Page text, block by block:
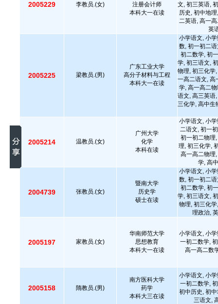
2005229 李教员.(女)
注册会计师
本科大一在读
文, 初三英语,
历史, 初中地
二英语, 高一
英
2005225 梁教员.(男)
广东工业大学
高分子材料与工程
本科大一在读
小学语文, 小
数, 初一初二
初二数学, 初
学, 初三语文,
物理, 初三化学
一高二语文, 高
学, 高一高二
语文, 高三英语
三化学, 高中生
2005214 温教员.(女)
广州大学
化学
本科在读
小学语文, 小
二语文, 初一
初一初二物理
理, 初三化学,
高一高二物理
学, 高
2004739 张教员.(女)
暨南大学
历史学
硕士在读
小学语文, 小
数, 初一初二
初二数学, 初
学, 初三语文,
物理, 初三化
理政治,
2005197 家教员.(女)
华南师范大学
思想教育
本科大一在读
小学语文, 小
一初二数学,
高一高二数
2005158 隋教员.(男)
南方医科大学
药学
本科大三在读
小学语文, 小
一初二数学,
初中历史, 初
三语文,